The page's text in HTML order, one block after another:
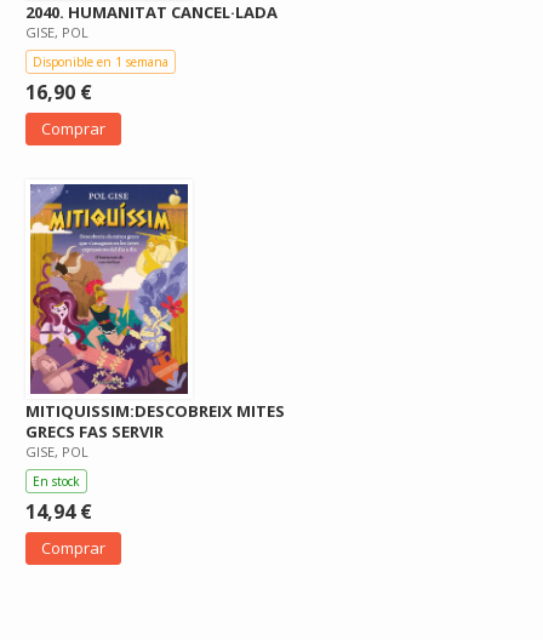
2040. HUMANITAT CANCEL·LADA
GISE, POL
Disponible en 1 semana
16,90 €
Comprar
MITIQUISSIM:DESCOBREIX MITES
GRECS FAS SERVIR
GISE, POL
En stock
14,94 €
Comprar